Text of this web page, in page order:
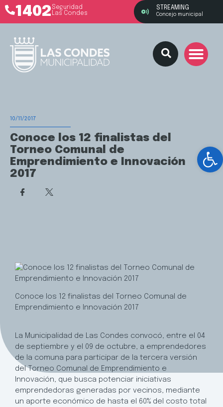
1402 Seguridad
Las Condes
STREAMING
Concejo municipal
10/11/2017
Conoce los 12 finalistas del
Torneo Comunal de
Emprendimiento e Innovación
2017
Conoce los 12 finalistas del Torneo Comunal de
Emprendimiento e Innovación 2017
La Municipalidad de Las Condes convocó, entre el 04
de septiembre y el 09 de octubre, a emprendedores
de la comuna para participar de la tercera versión
del Torneo Comunal de Emprendimiento e
Innovación, que busca potenciar iniciativas
emprendedoras generadas por vecinos, mediante
un aporte económico de hasta el 60% del costo total